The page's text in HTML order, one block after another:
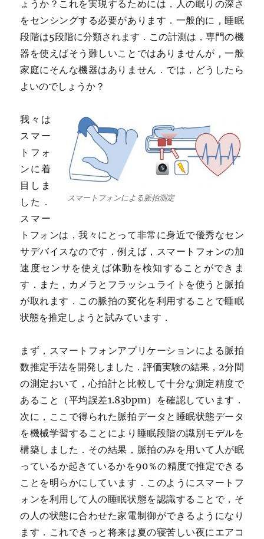
ょうか？これを実現するためには，人の眠りの深さ
をセンシングする必要があります．一般的に，睡眠
段階は5段階に分類されます．この計測は，専門の機
器を使えばそう難しいことではありませんが，一般
家庭にそんな機器はありません．では，どうしたら
よいのでしょうか？
スマートフォンによる脈拍測定
我々は
スマー
トフォ
ンに着
目しま
した．
スマー
トフォンは，我々にとって非常に身近で優秀なセン
サデバイスなのです．例えば，スマートフォンの加
速度センサを使えば体動を検知することができま
す．また，カメラとフラッシュライトを使うと脈拍
が取れます．この脈拍の変化を利用することで睡眠
状態を推定しようと試みています．
まず，スマートフォンアプリケーションによる脈拍
数推定手法を開発しました．評価実験の結果，2分間
の測定おいて，心拍計と比較して十分な測定精度で
あること（平均誤差1.83bpm）を確認しています．
次に，ここで得られた脈拍データと睡眠状態データ
を機械学習することにより睡眠段階の識別モデルを
構築しました．その結果，脈拍のみを用いて人が眠
っているか起きているかを90％の精度で推定できる
ことを明らかにしています．このようにスマートフ
ォンを利用して人の睡眠状態を認識することで，そ
の人の状態に合わせた家電制御ができるようになり
ます．これできっと将来は夏の寝苦しい夜にエアコ